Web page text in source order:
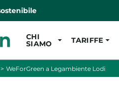
CHI
SIAMO TARIFFE
WeForGreen a Legambiente Lodi